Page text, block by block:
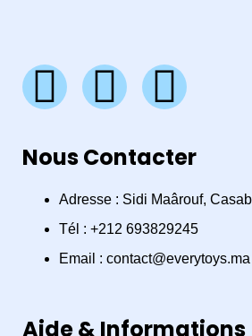
F
a
c
e
b
o
I
n
s
t
a
g
W
h
a
t
s
a
Nous Contacter
Adresse : Sidi Maârouf,
Tél : +212 693829245
Email : contact@everytoys.ma
Aide & Informations